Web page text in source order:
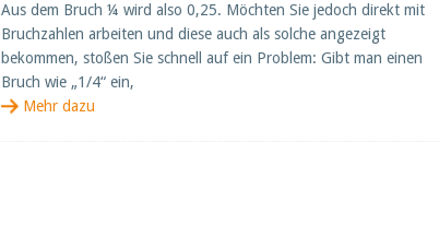
Aus dem Bruch ¼ wird also 0,25. Möchten Sie jedoch direkt mit
Bruchzahlen arbeiten und diese auch als solche angezeigt
bekommen, stoßen Sie schnell auf ein Problem: Gibt man einen
Bruch wie „1/4“ ein,
Mehr dazu